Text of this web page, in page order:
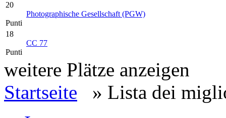
20
Punti
Photographische Gesellschaft (PGW)
18
Punti
CC 77
weitere Plätze anzeigen
Startseite » Lista dei